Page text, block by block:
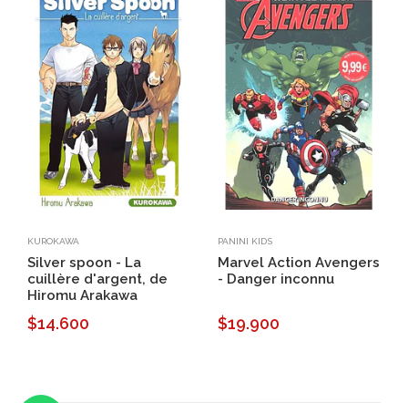
KUROKAWA
Silver spoon - La
cuillère d'argent, de
Hiromu Arakawa
$14.600
PANINI KIDS
Marvel Action Avengers
- Danger inconnu
$19.900